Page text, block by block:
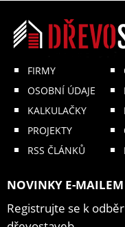
FIRMY
OSOBNÍ ÚDAJE
KALKULAČKY
PROJEKTY
RSS ČLÁNKŮ
NOVINKY E-
Registrujte se k